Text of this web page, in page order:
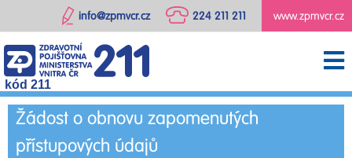
www.zpmvcr.cz
224 211 211
info@zpmvcr.cz
kód 211
Žádost o obnovu zapomenutých
přístupových údajů